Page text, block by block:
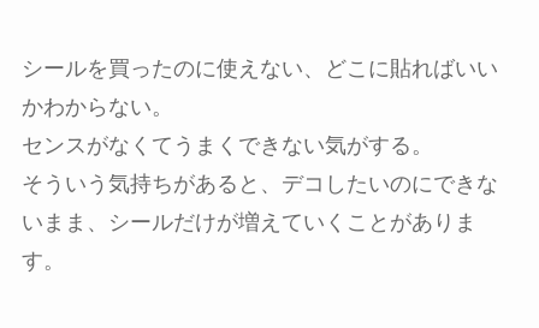
シールを買ったのに使えない、どこに貼ればいい
かわからない。
センスがなくてうまくできない気がする。
そういう気持ちがあると、デコしたいのにできな
いまま、シールだけが増えていくことがありま
す。